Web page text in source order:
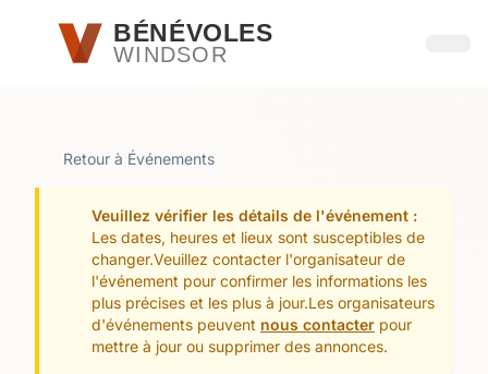
Passer au contenu principal
BÉNÉVOLES
WINDSOR
Retour à Événements
Veuillez vérifier les détails de l'événement :
Les dates, heures et lieux sont susceptibles de
changer.Veuillez contacter l'organisateur de
l'événement pour confirmer les informations les
plus précises et les plus à jour.Les organisateurs
d'événements peuvent nous contacter pour
mettre à jour ou supprimer des annonces.